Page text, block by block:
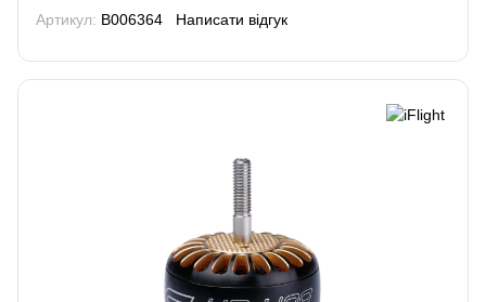
Артикул: B006364 Написати відгук